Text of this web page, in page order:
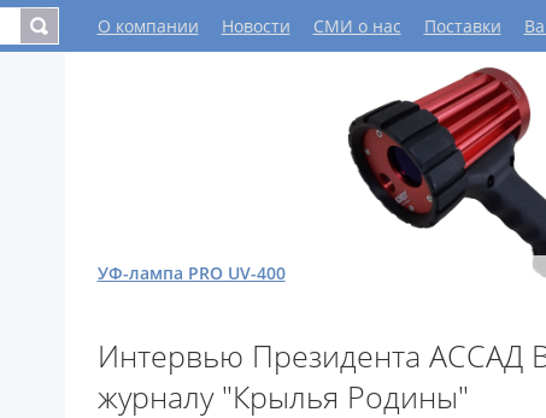
О компании Новости СМИ о нас Поставки
Автоматизированная установка КАМА 1200
Интервью Президента АССАД
журналу "Крылья Родины"